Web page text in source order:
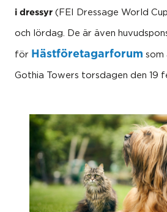
i dressyr (FEI Dressage World
och lördag. De är även
för Hästföretagarforum som
Gothia Towers torsdagen den 19